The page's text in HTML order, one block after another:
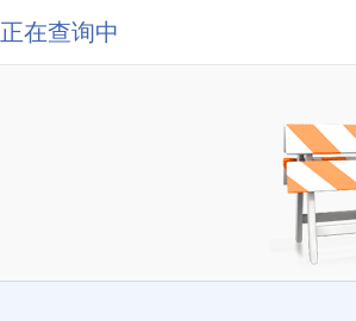
正在查询中